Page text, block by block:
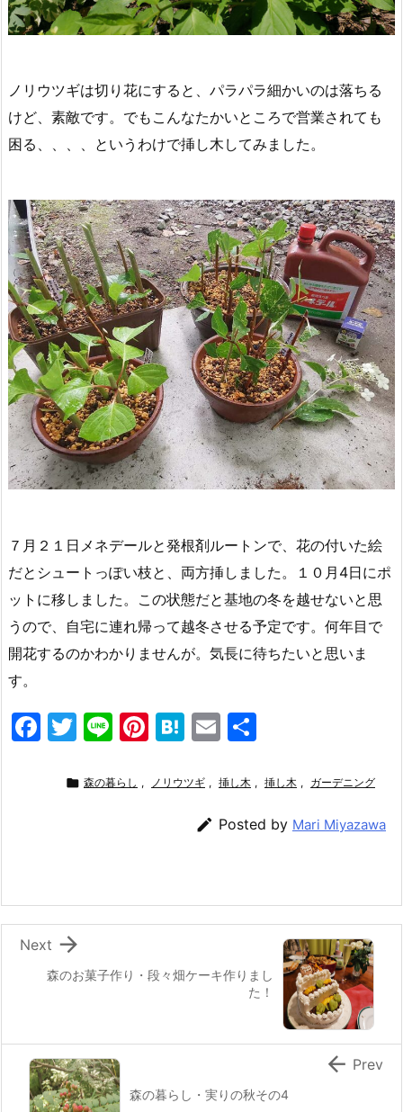
ノリウツギは切り花にすると、パラパラ細かいのは落ちる
けど、素敵です。でもこんなたかいところで営業されても
困る、、、、というわけで挿し木してみました。
７月２１日メネデールと発根剤ルートンで、花の付いた絵
だとシュートっぽい枝と、両方挿しました。１０月4日にポ
ットに移しました。この状態だと基地の冬を越せないと思
うので、自宅に連れ帰って越冬させる予定です。何年目で
開花するのかわかりませんが。気長に待ちたいと思いま
す。
F
o
k
T
itt
Li
e
Pi
er
H
e
a
E
ai
l
 森の暮らし , ノリウツギ , 挿し木 , 挿し木 , ガーデニング
 Posted by Mari Miyazawa
森のお菓子作り・段々畑ケーキ作りまし
た！

Next
森の暮らし・実りの秋その4
 Prev